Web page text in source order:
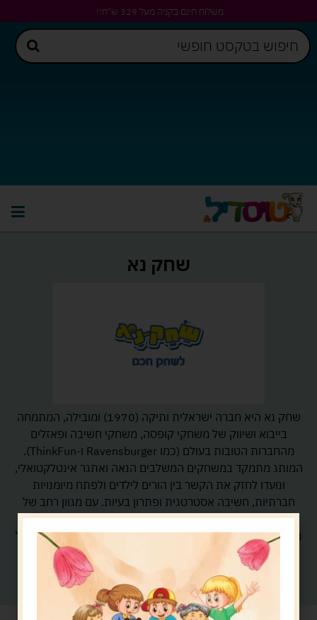
משלוח חינם בקניה מעל 329 ש"ח!!
שחק נא
שחק נא היא חברה ישראלית ותיקה (1970) ומובילה, המתמחה
בייבוא ושיווק של משחקי קופסה, משחקי חשיבה ופאזלים
מהחברות הטובות בעולם (כמו Ravensburger ו-ThinkFun).
המותג מתמקד במשחקים המשלבים הנאה ואתגר אינטלקטואלי,
ונועדו לחזק את הקשר בין הורים לילדים ולפתח מיומנויות
חברתיות, חשיבה אסטרטגית ופתרון בעיות. עם מגוון רחב של
להיטים קלאסיים ומשחקים מודרניים זוכי פרסים, 'שחק נא'
מספקת שעות של זמן איכות וגירוי מחשבתי לכל המשפחה ולכל